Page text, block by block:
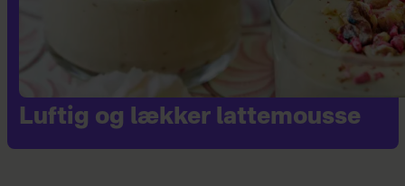
Luftig og lækker lattemousse